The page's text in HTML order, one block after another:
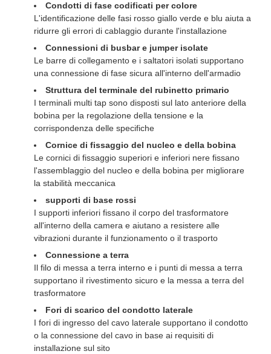
Condotti di fase codificati per colore
L'identificazione delle fasi rosso giallo verde e blu aiuta a
ridurre gli errori di cablaggio durante l'installazione
Connessioni di busbar e jumper isolate
Le barre di collegamento e i saltatori isolati supportano
una connessione di fase sicura all'interno dell'armadio
Struttura del terminale del rubinetto primario
I terminali multi tap sono disposti sul lato anteriore della
bobina per la regolazione della tensione e la
corrispondenza delle specifiche
Cornice di fissaggio del nucleo e della bobina
Le cornici di fissaggio superiori e inferiori nere fissano
l'assemblaggio del nucleo e della bobina per migliorare
la stabilità meccanica
supporti di base rossi
I supporti inferiori fissano il corpo del trasformatore
all'interno della camera e aiutano a resistere alle
vibrazioni durante il funzionamento o il trasporto
Connessione a terra
Il filo di messa a terra interno e i punti di messa a terra
supportano il rivestimento sicuro e la messa a terra del
trasformatore
Fori di scarico del condotto laterale
I fori di ingresso del cavo laterale supportano il condotto
o la connessione del cavo in base ai requisiti di
installazione sul sito